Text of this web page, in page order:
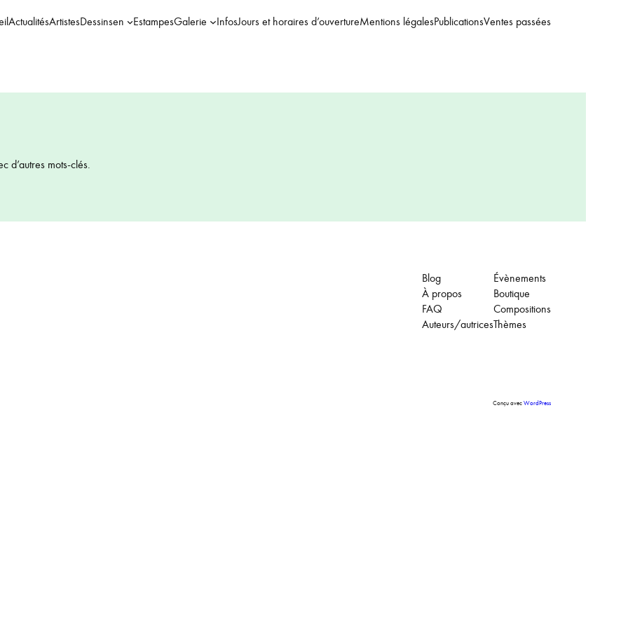
ActualitésArtistesDessinsen EstampesGalerie InfosJours et horaires d’ouvertureMentions légalesPublicationsVentes passées
d’autres mots-clés.
Blog
À propos
FAQ
Auteurs/autrices
Évènements
Boutique
Compositions
Thèmes
Conçu avecWordPress